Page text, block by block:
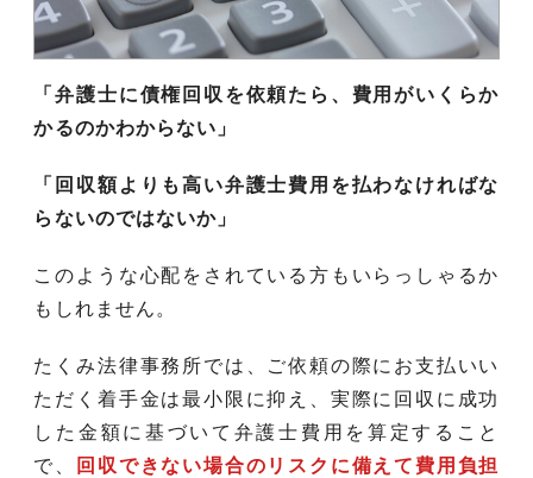
「弁護士に債権回収を依頼たら、費用がいくらか
かるのかわからない」
「回収額よりも高い弁護士費用を払わなければな
らないのではないか」
このような心配をされている方もいらっしゃるか
もしれません。
たくみ法律事務所では、ご依頼の際にお支払いい
ただく着手金は最小限に抑え、実際に回収に成功
した金額に基づいて弁護士費用を算定すること
で、
回収できない場合のリスクに備えて費用負担